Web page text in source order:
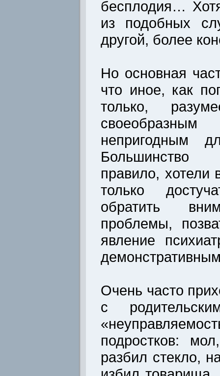
бесплодия…
из подобных
другой, более
Но основная
что иное, как
только,
непригодным
правило, хотели
только
обратить
проблемы,
явление
Очень часто
с
подростков:
разбил стекло,